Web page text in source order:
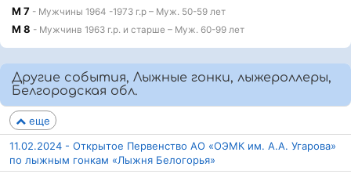
М 7 - Мужчины 1964 -1973 г.р – Муж. 50-59 лет
М 8 - Мужчинв 1963 г.р. и старше – Муж. 60-99 лет
Другие события, Лыжные гонки, лыжероллеры,
Белгородская обл.
еще
11.02.2024 - Открытое Первенство АО «ОЭМК им. А.А. Угарова»
по лыжным гонкам «Лыжня Белогорья»